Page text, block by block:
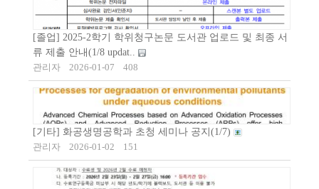
[졸업] 2025-2학기 학위청구논문 도서관 업로드 및 최종 서
류 제출 안내(1/8 updat..
관리자
2026-01-07 408
[기타] 화공생명공학과 초청 세미나 공지(1/7)
관리자
2026-01-02 151